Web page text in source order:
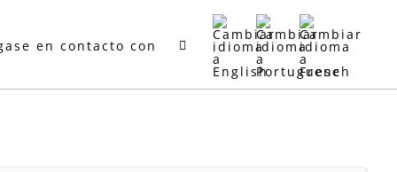
en contacto con